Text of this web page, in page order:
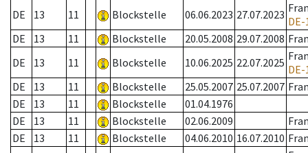
DE
13 11 Blockstelle 06.06.2023 27.07.2023
DE
13 11 Blockstelle 20.05.2008 29.07.2008
DE
13 11 Blockstelle 10.06.2025 22.07.2025
DE
13 11 Blockstelle 25.05.2007 25.07.2007
DE
13 11 Blockstelle
01.04.1976
DE
13 11 Blockstelle 02.06.2009
DE
13 11 Blockstelle 04.06.2010 16.07.2010